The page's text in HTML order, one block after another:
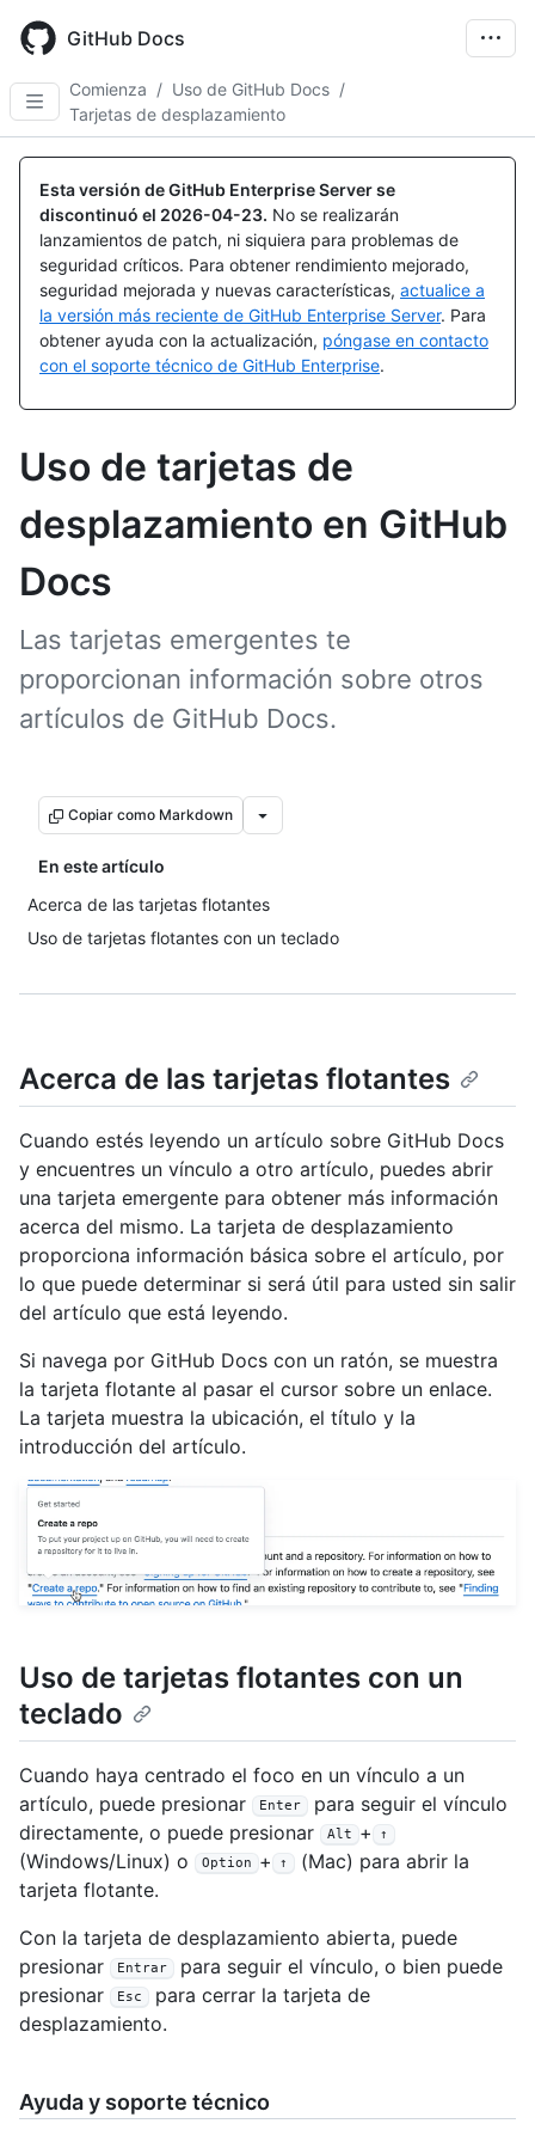
main
content
GitHub Docs
Comienza / Uso de GitHub Docs /
Tarjetas de desplazamiento
Esta versión de GitHub Enterprise Server se
discontinuó el 2026-04-23. No se realizarán
lanzamientos de patch, ni siquiera para problemas de
seguridad críticos. Para obtener rendimiento mejorado,
seguridad mejorada y nuevas características, actualice a
la versión más reciente de GitHub Enterprise Server. Para
obtener ayuda con la actualización, póngase en contacto
con el soporte técnico de GitHub Enterprise.
Uso de tarjetas de
desplazamiento en GitHub
Docs
Las tarjetas emergentes te
proporcionan información sobre otros
artículos de GitHub Docs.
Copiar como Markdown
En este artículo
Acerca de las tarjetas flotantes
Uso de tarjetas flotantes con un teclado
Acerca de las tarjetas flotantes
Cuando estés leyendo un artículo sobre GitHub Docs
y encuentres un vínculo a otro artículo, puedes abrir
una tarjeta emergente para obtener más información
acerca del mismo. La tarjeta de desplazamiento
proporciona información básica sobre el artículo, por
lo que puede determinar si será útil para usted sin salir
del artículo que está leyendo.
Si navega por GitHub Docs con un ratón, se muestra
la tarjeta flotante al pasar el cursor sobre un enlace.
La tarjeta muestra la ubicación, el título y la
introducción del artículo.
Uso de tarjetas flotantes con un
teclado
Cuando haya centrado el foco en un vínculo a un
artículo, puede presionar
Enter
para seguir el vínculo
directamente, o puede presionar
Alt + ↑
(Windows/Linux) o Option + ↑
(Mac) para abrir la
tarjeta flotante.
Con la tarjeta de desplazamiento abierta, puede
presionar
Entrar
para seguir el vínculo, o bien puede
presionar
Esc
para cerrar la tarjeta de
desplazamiento.
Ayuda y soporte técnico